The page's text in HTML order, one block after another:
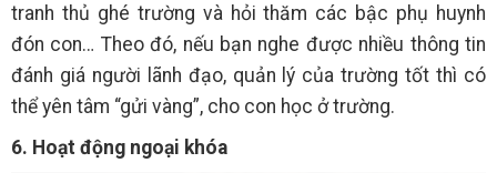
tranh thủ ghé trường và hỏi thăm các bậc phụ huynh
đón con… Theo đó, nếu bạn nghe được nhiều thông tin
đánh giá người lãnh đạo, quản lý của trường tốt thì có
thể yên tâm “gửi vàng”, cho con học ở trường.
6. Hoạt động ngoại khóa